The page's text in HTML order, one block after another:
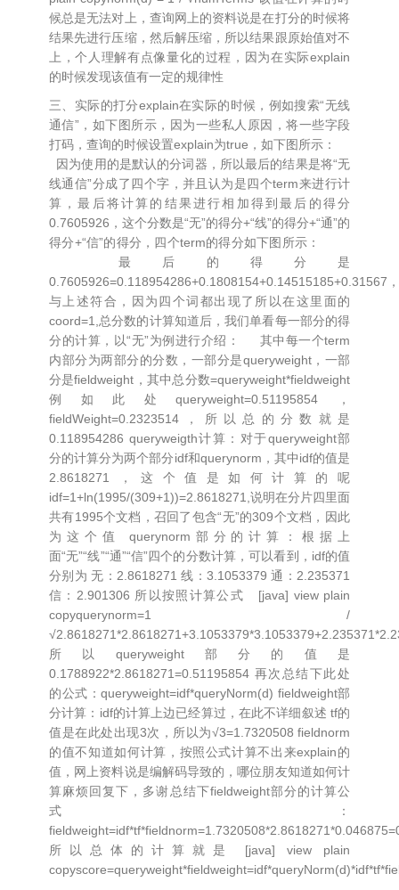
候总是无法对上，查询网上的资料说是在打分的时候将
结果先进行压缩，然后解压缩，所以结果跟原始值对不
上，个人理解有点像量化的过程，因为在实际explain
的时候发现该值有一定的规律性
三、实际的打分explain在实际的时候，例如搜索“无线
通信”，如下图所示，因为一些私人原因，将一些字段
打码，查询的时候设置explain为true，如下图所示：
因为使用的是默认的分词器，所以最后的结果是将“无
线通信”分成了四个字，并且认为是四个term来进行计
算，最后将计算的结果进行相加得到最后的得分
0.7605926，这个分数是“无”的得分+“线”的得分+“通”的
得分+“信”的得分，四个term的得分如下图所示：
最后的得分是
0.7605926=0.118954286+0.1808154+0.14515185+0.31567，
与上述符合，因为四个词都出现了所以在这里面的
coord=1,总分数的计算知道后，我们单看每一部分的得
分的计算，以“无”为例进行介绍： 其中每一个term
内部分为两部分的分数，一部分是queryweight，一部
分是fieldweight，其中总分数=queryweight*fieldweight
例如此处queryweight=0.51195854，
fieldWeight=0.2323514，所以总的分数就是
0.118954286 queryweigth计算：对于queryweight部
分的计算分为两个部分idf和querynorm，其中idf的值是
2.8618271，这个值是如何计算的呢
idf=1+ln(1995/(309+1))=2.8618271,说明在分片四里面
共有1995个文档，召回了包含“无”的309个文档，因此
为这个值 querynorm部分的计算：根据上
面“无”“线”“通”“信”四个的分数计算，可以看到，idf的值
分别为 无：2.8618271 线：3.1053379 通：2.235371
信：2.901306 所以按照计算公式 [java] view plain
copyquerynorm=1 /
所以queryweight部分的值是
0.1788922*2.8618271=0.51195854 再次总结下此处
的公式：queryweight=idf*queryNorm(d) fieldweight部
分计算：idf的计算上边已经算过，在此不详细叙述 tf的
值是在此处出现3次，所以为√3=1.7320508 fieldnorm
的值不知道如何计算，按照公式计算不出来explain的
值，网上资料说是编解码导致的，哪位朋友知道如何计
算麻烦回复下，多谢总结下fieldweight部分的计算公
式：
所以总体的计算就是 [java] view plain